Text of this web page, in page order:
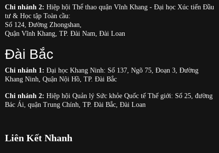
Chi nhánh 2: Hiệp hội Thể thao quận Vĩnh Khang - Đại học Xúc tiến Đầu
tư & Học tập Toàn cầu:
Số 124, Đường Zhongshan,
Quận Vĩnh Khang, TP. Đài Nam, Đài Loan
Đài Bắc
Chi nhánh 1: Đại học Khang Ninh: Số 137, Ngõ 75, Đoạn 3, Đường
Khang Ninh, Quận Nội Hồ, TP. Đài Bắc
Chi nhánh 2: Hiệp hội Quản lý Sức khỏe Quốc tế Thế giới: Số 25, đường
Bác Ái, quận Trung Chính, TP. Đài Bắc, Đài Loan
Liên Kết Nhanh